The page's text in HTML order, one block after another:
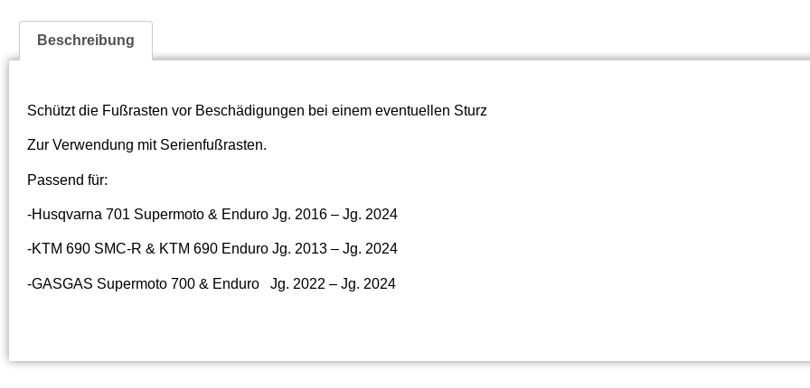
Beschreibung
Schützt die Fußrasten vor Beschädigungen bei einem eventuellen Sturz
Zur Verwendung mit Serienfußrasten.
Passend für:
-Husqvarna 701 Supermoto & Enduro Jg. 2016 – Jg. 2024
-KTM 690 SMC-R & KTM 690 Enduro Jg. 2013 – Jg. 2024
-GASGAS Supermoto 700 & Enduro Jg. 2022 – Jg. 2024